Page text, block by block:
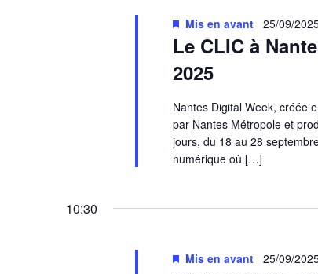
Le CLIC à
2025
Mis en avant 25/09/
Nantes Digital Week, créée
par Nantes Métropole et
jours, du 18 au 28
numérique où […]
10:30
Mis en avant 25/09/